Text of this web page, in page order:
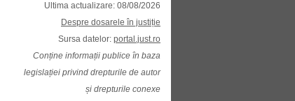
Ultima actualizare: 08/08/2026
Despre dosarele în justiție
Sursa datelor: portal.just.ro
Conține informații publice în baza
legislației privind drepturile de autor
și drepturile conexe